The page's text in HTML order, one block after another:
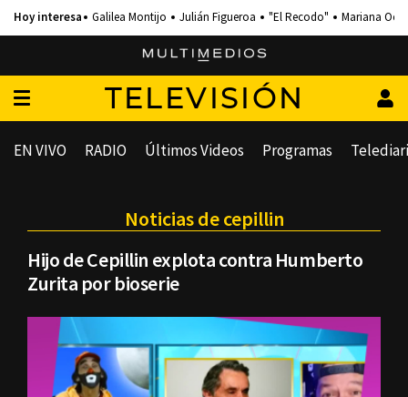
Galilea Montijo Julián Figueroa "El Recodo" Mariana
TELEVISIÓN
EN VIVO RADIO Últimos Videos Programas
Noticias de cepillin
Hijo de Cepillin explota contra Humberto
Zurita por bioserie